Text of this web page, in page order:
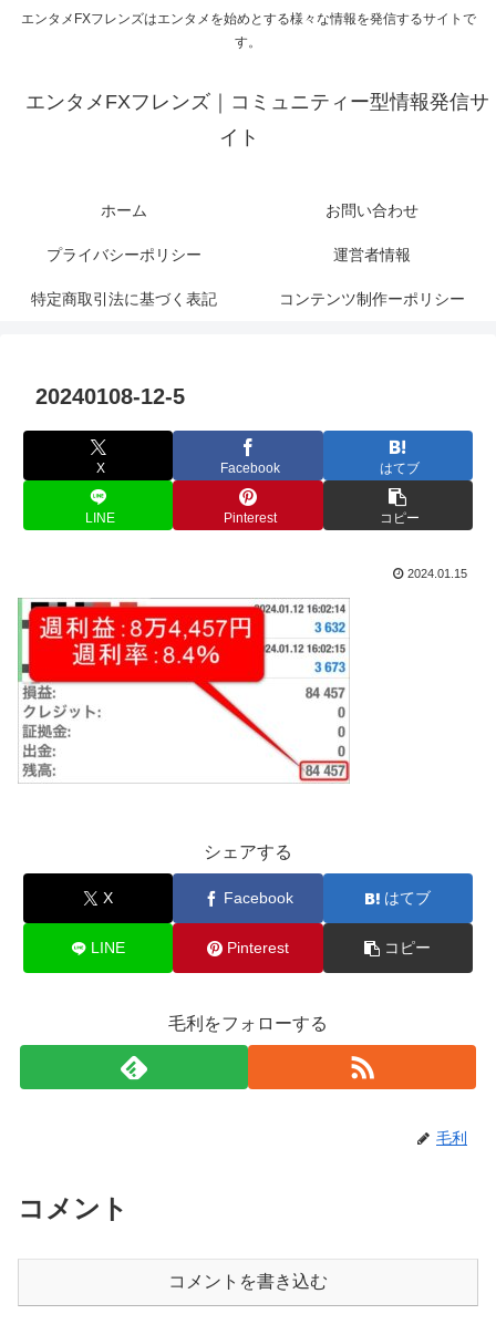
エンタメFXフレンズはエンタメを始めとする様々な情報を発信するサイトで
す。
エンタメFXフレンズ｜コミュニティー型情報発信サ
イト
ホーム お問い合わせ
プライバシーポリシー 運営者情報
特定商取引法に基づく表記 コンテンツ制作ーポリシー
20240108-12-5
X Facebook はてブ
LINE Pinterest コピー
2024.01.15
シェアする
X Facebook はてブ
LINE Pinterest コピー
毛利をフォローする
毛利
コメント
コメントを書き込む